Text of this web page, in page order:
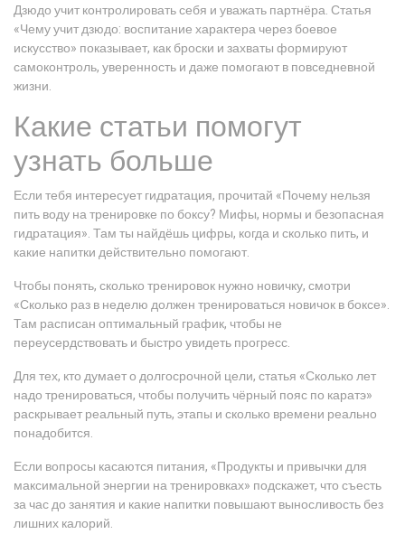
Дзюдо учит контролировать себя и уважать партнёра. Статья
«Чему учит дзюдо: воспитание характера через боевое
искусство» показывает, как броски и захваты формируют
самоконтроль, уверенность и даже помогают в повседневной
жизни.
Какие статьи помогут
узнать больше
Если тебя интересует гидратация, прочитай «Почему нельзя
пить воду на тренировке по боксу? Мифы, нормы и безопасная
гидратация». Там ты найдёшь цифры, когда и сколько пить, и
какие напитки действительно помогают.
Чтобы понять, сколько тренировок нужно новичку, смотри
«Сколько раз в неделю должен тренироваться новичок в боксе».
Там расписан оптимальный график, чтобы не
переусердствовать и быстро увидеть прогресс.
Для тех, кто думает о долгосрочной цели, статья «Сколько лет
надо тренироваться, чтобы получить чёрный пояс по каратэ»
раскрывает реальный путь, этапы и сколько времени реально
понадобится.
Если вопросы касаются питания, «Продукты и привычки для
максимальной энергии на тренировках» подскажет, что съесть
за час до занятия и какие напитки повышают выносливость без
лишних калорий.